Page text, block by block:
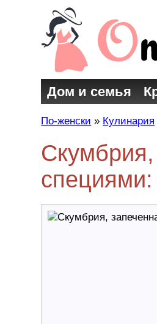
Дом и семья
По-женски » Кулинария